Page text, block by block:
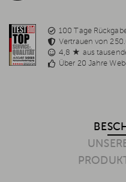
100 Tage
Vertrauen von
4,8 ★ aus
Über 20 Jahre